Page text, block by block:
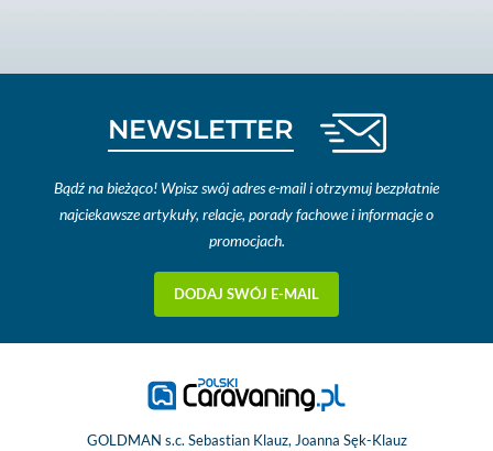
NEWSLETTER
Bądź na bieżąco! Wpisz swój adres e-mail i otrzymuj bezpłatnie
najciekawsze artykuły, relacje, porady fachowe i informacje o
promocjach.
DODAJ SWÓJ E-MAIL
GOLDMAN s.c. Sebastian Klauz, Joanna Sęk-Klauz